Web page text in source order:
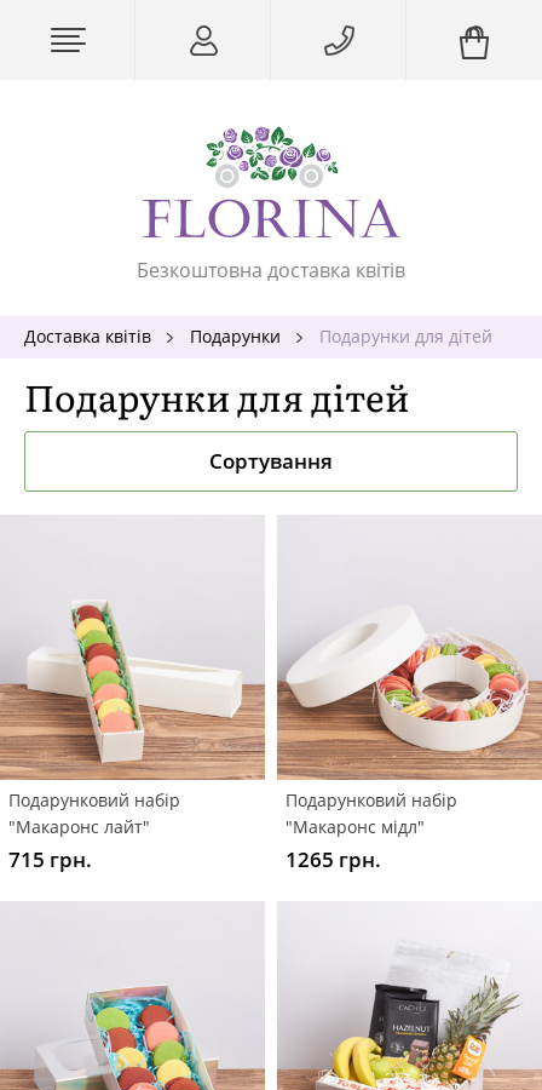
Безкоштовна доставка квітів
Доставка квітів Подарунки Подарунки для дітей
Подарунки для дітей
Сортування
Подарунковий набір
"Макаронс лайт"
715 грн.
Подарунковий набір
"Макаронс мідл"
1265 грн.